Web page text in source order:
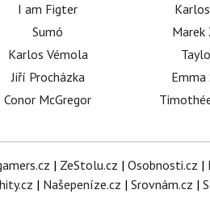
I am Figter
Sumó
Karlos Vémola
Jiří Procházka
Conor McGregor
Marek
Emma
| ZeStolu.cz | Osobnosti.cz |
| Našepeníze.cz | Srovnám.cz |